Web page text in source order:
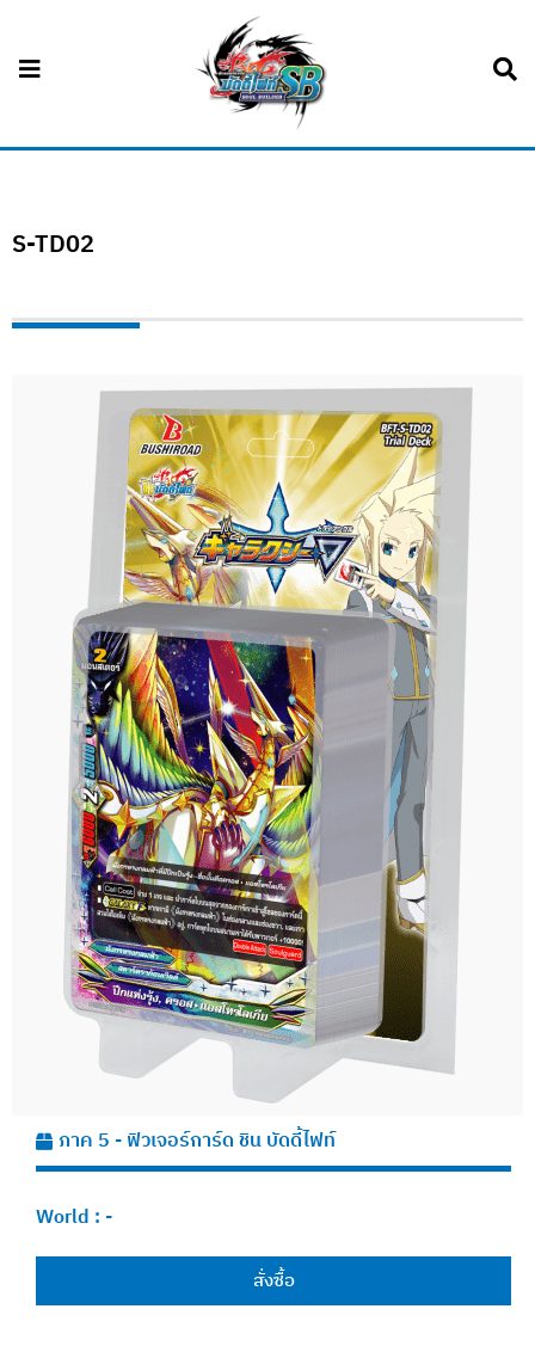
S-TD02
ภาค 5 - ฟิวเจอร์การ์ด ชิน บัดดี้ไฟท์
World : -
สั่งซื้อ